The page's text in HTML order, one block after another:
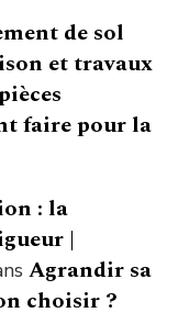
de sol
et travaux
faire pour la
: la
|
Agrandir sa
choisir ?